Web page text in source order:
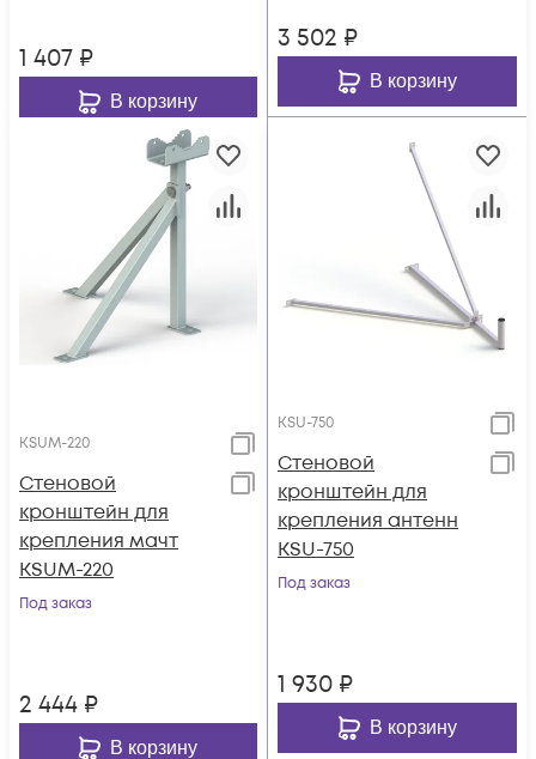
1 407 ₽
В корзину
3 502 ₽
В корзину
KSUM-220
Стеновой
кронштейн для
крепления мачт
KSUM-220
Под заказ
2 444 ₽
В корзину
KSU-750
Стеновой
кронштейн для
крепления антенн
KSU-750
Под заказ
1 930 ₽
В корзину